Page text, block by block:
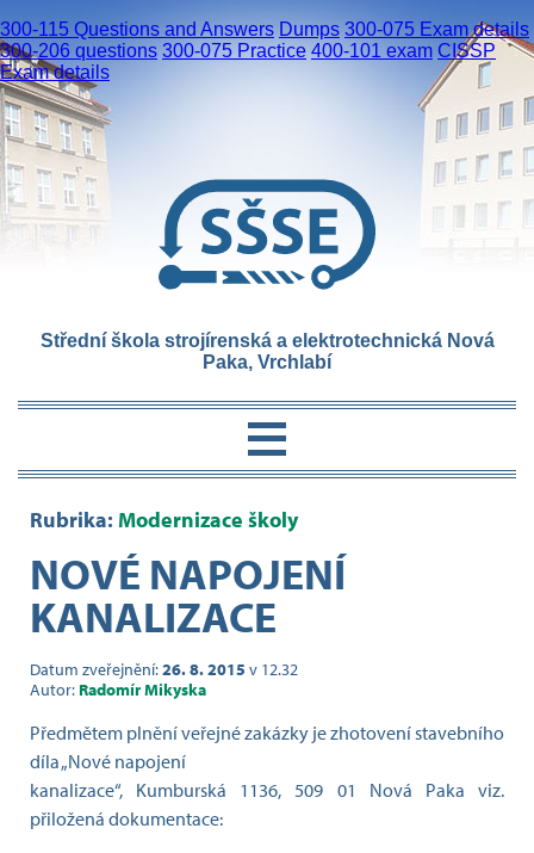
300-115 Questions and Answers Dumps 300-075 Exam details
300-206 questions 300-075 Practice 400-101 exam CISSP
Exam details
Střední škola strojírenská a elektrotechnická Nová
Paka, Vrchlabí
Rubrika: Modernizace školy
NOVÉ NAPOJENÍ
KANALIZACE
Datum zveřejnění:26. 8. 2015 v 12.32
Autor: Radomír Mikyska
Předmětem plnění veřejné zakázky je zhotovení stavebního
díla „Nové napojení
kanalizace“, Kumburská 1136, 509 01 Nová Paka viz.
přiložená dokumentace: